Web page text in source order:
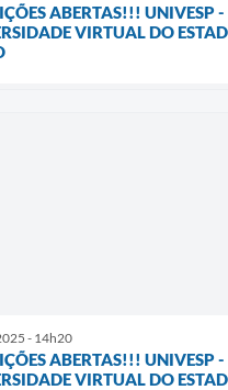
ABERTAS!!! UNIVESP -
VIRTUAL DO
- 14h20
ABERTAS!!! UNIVESP -
VIRTUAL DO